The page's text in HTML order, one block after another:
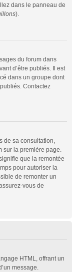
dans le panneau de
).
du forum dans
d’être publiés. Il est
dans un groupe dont
Contactez
de sa consultation,
sur la première page.
que la remontée
pour autoriser la
de remonter un
vous de
HTML, offrant un
message.